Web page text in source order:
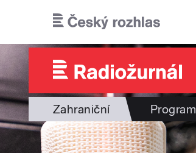
Zahraniční Program